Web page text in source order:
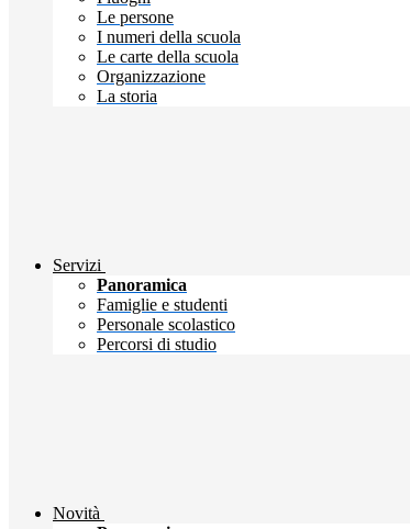
Le persone
I numeri della scuola
Le carte della scuola
Organizzazione
La storia
Servizi
Panoramica
Famiglie e studenti
Personale scolastico
Percorsi di studio
Novità